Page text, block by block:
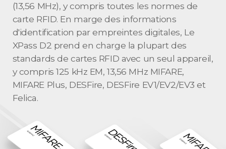
(13,56 MHz), y compris toutes les normes de
carte RFID. En marge des informations
d'identification par empreintes digitales, Le
XPass D2 prend en charge la plupart des
standards de cartes RFID avec un seul appareil,
y compris 125 kHz EM, 13,56 MHz MIFARE,
MIFARE Plus, DESFire, DESFire EV1/EV2/EV3 et
Felica.